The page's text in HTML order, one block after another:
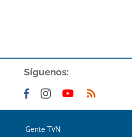
Síguenos:
Gente TVN